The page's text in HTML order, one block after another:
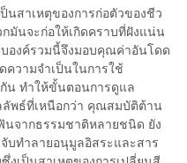
นสาเหตุของการก่อตัวของชีว
มันจะก่อให้เกิดคราบที่ฝังแน่น
องค์รวมนี้จึงมอบคุณค่าอันโดด
ความจำเป็นในการใช้
น ทำให้ขั้นตอนการดูแล
พธ์ที่เหนือกว่า คุณสมบัติต้าน
จากธรรมชาติหลายชนิด ยัง
บทำลายอนุมูลอิสระและสาร